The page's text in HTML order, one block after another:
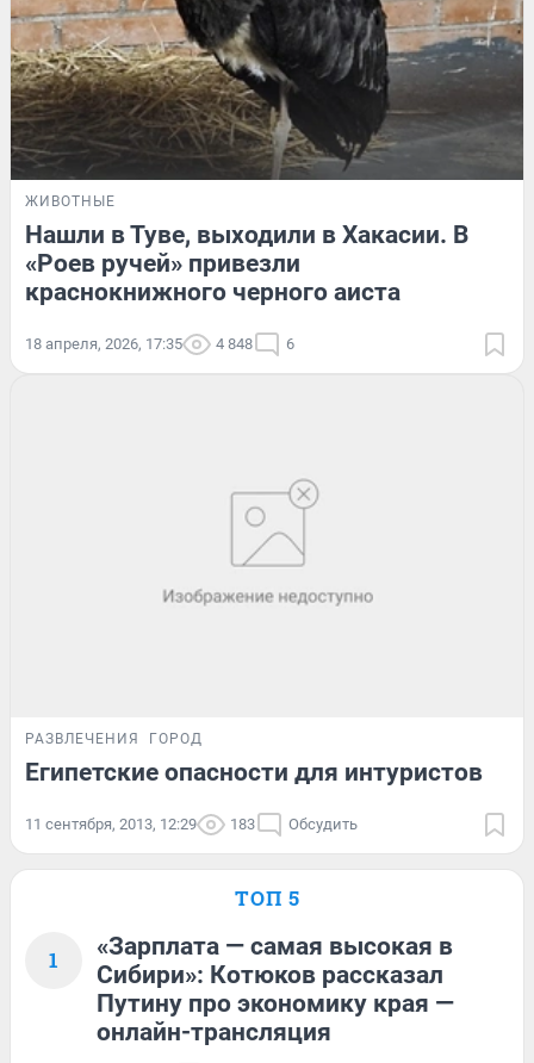
ЖИВОТНЫЕ
Нашли в Туве, выходили в Хакасии. В
«Роев ручей» привезли
краснокнижного черного аиста
18 апреля, 2026, 17:35 4 848 6
РАЗВЛЕЧЕНИЯ ГОРОД
Египетские опасности для интуристов
11 сентября, 2013, 12:29 183 Обсудить
ТОП 5
1
«Зарплата — самая высокая в
Сибири»: Котюков рассказал
Путину про экономику края —
онлайн-трансляция